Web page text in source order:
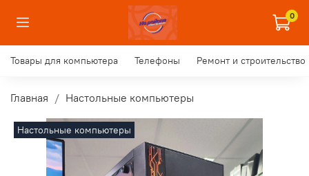
0
Товары для компьютера Телефоны Ремонт и строительство
Главная Настольные компьютеры
Настольные компьютеры